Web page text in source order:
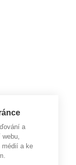
a
médií a ke